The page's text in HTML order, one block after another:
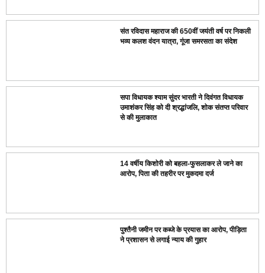
संत रविदास महाराज की 650वीं जयंती वर्ष पर निकली
भव्य कलश वंदन यात्रा, गूंजा समरसता का संदेश
सपा विधायक श्याम सुंदर भारती ने दिवंगत विधायक
उमाशंकर सिंह को दी श्रद्धांजलि, शोक संतप्त परिवार
से की मुलाकात
14 वर्षीय किशोरी को बहला-फुसलाकर ले जाने का
आरोप, पिता की तहरीर पर मुकदमा दर्ज
पुश्तैनी जमीन पर कब्जे के प्रयास का आरोप, पीड़िता
ने प्रशासन से लगाई न्याय की गुहार